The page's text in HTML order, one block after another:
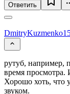
Ответить
DmitryKuzmenko
рутуб, например,
время просмотра.
Хорошо хоть, что
звуком.